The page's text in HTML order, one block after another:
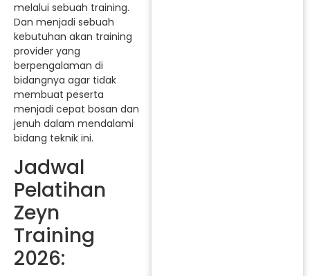
melalui sebuah training.
Dan menjadi sebuah
kebutuhan akan training
provider yang
berpengalaman di
bidangnya agar tidak
membuat peserta
menjadi cepat bosan dan
jenuh dalam mendalami
bidang teknik ini.
Jadwal
Pelatihan
Zeyn
Training
2026: